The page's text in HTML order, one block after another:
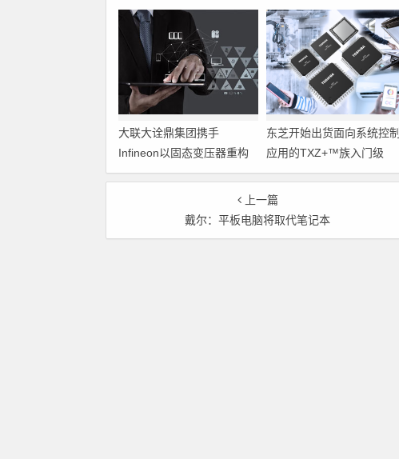
大联大诠鼎集团携手
Infineon以固态变压器重构
配电效率新标杆
东芝开始出货面向系统控制
应用的TXZ+™族入门级
M4V组（搭载Arm
Cortex‑M4内核的标准微控
制器）工程样品
上一篇
戴尔：平板电脑将取代笔记本